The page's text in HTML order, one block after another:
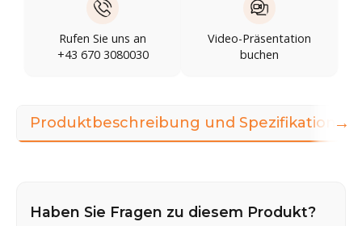
Rufen Sie uns an
+43 670 3080030
Video-Präsentation
buchen
Produktbeschreibung und Spezifikationen
Haben Sie Fragen zu diesem Produkt?
→